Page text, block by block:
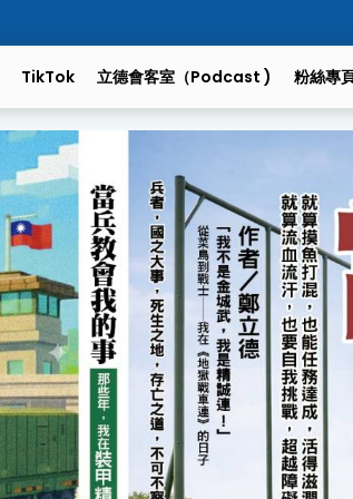
TikTok 立德會客室（podcast ) 粉絲專